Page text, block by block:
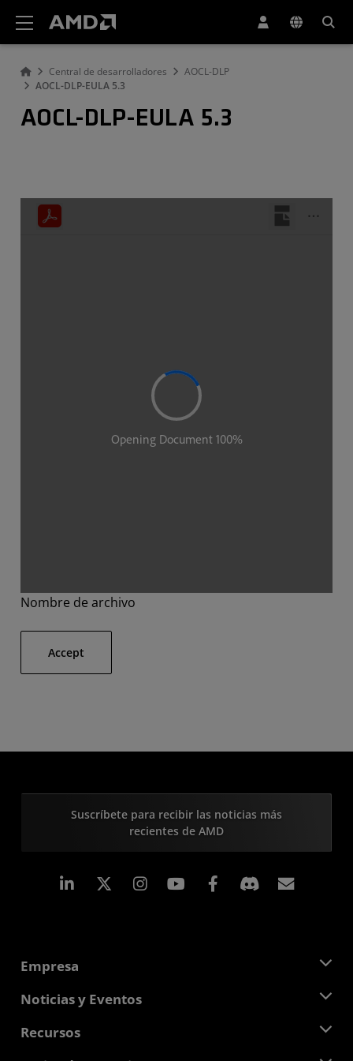
Central de desarrolladores
AOCL-DLP
AOCL-DLP-EULA 5.3
AOCL-DLP-EULA 5.3
Nombre de archivo
Accept
Suscríbete para recibir las noticias más
recientes de AMD
LinkedIn Instagram Facebook
Empresa
Acerca de AMD
Responsabilidad corporativa
Carreras profesionales
Noticias y Eventos
Sala de prensa
Recursos